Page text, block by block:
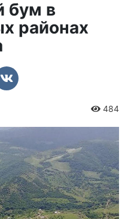
бум в
районах
484